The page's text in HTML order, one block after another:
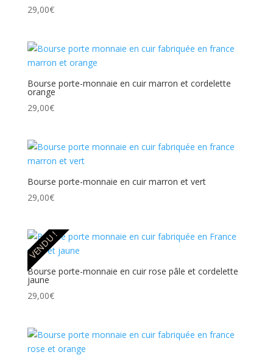
29,00€
Bourse porte-monnaie en cuir marron et cordelette
orange
29,00€
Bourse porte-monnaie en cuir marron et vert
29,00€
VENDU !
Bourse porte-monnaie en cuir rose pâle et cordelette
jaune
29,00€